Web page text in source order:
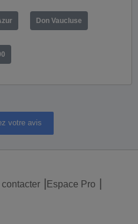
Don Vaucluse
votre avis
contacter
Espace Pro